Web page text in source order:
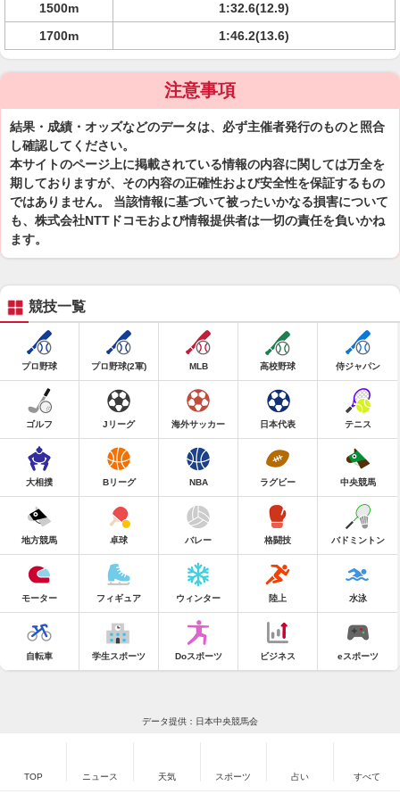
1500m
1:32.6(12.9)
1700m
1:46.2(13.6)
注意事項
結果・成績・オッズなどのデータは、必ず主催者発行のものと照合
し確認してください。
本サイトのページ上に掲載されている情報の内容に関しては万全を
期しておりますが、その内容の正確性および安全性を保証するもの
ではありません。 当該情報に基づいて被ったいかなる損害について
も、株式会社NTTドコモおよび情報提供者は一切の責任を負いかね
ます。
競技一覧
プロ野球 プロ野球(2軍) MLB 高校野球 侍ジャパン
ゴルフ Jリーグ 海外サッカー 日本代表 テニス
大相撲 Bリーグ NBA ラグビー 中央競馬
地方競馬 卓球 バレー 格闘技 バドミントン
モーター フィギュア ウィンター 陸上 水泳
自転車 学生スポーツ Doスポーツ ビジネス eスポーツ
データ提供：日本中央競馬会
TOP ニュース 天気 スポーツ 占い すべて